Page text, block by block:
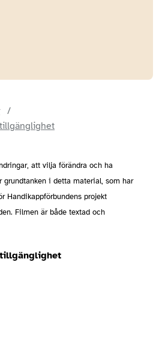
att vilja förändra och ha
grundtanken i detta material, som har
Handikappförbundens projekt
Filmen är både textad och